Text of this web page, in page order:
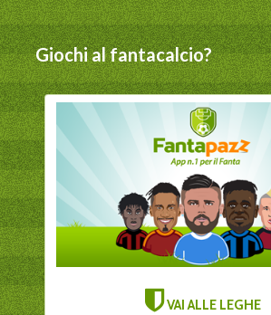
Giochi al fantacalcio?
VAI ALLE LEGHE